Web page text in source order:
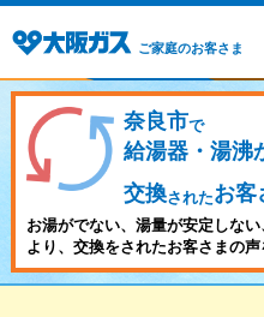
ご家庭のお客さま
奈良市で
給湯器・湯沸
交換されたお客
お湯がでない、湯量が安定しな
より、交換をされたお客さまの声